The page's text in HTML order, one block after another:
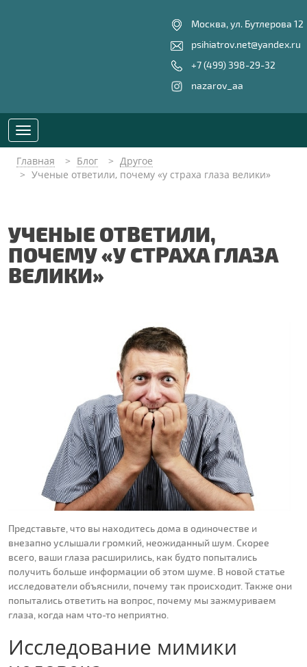
Москва, ул. Бутлерова 12
psihiatrov.net@yandex.ru
+7 (499) 398-29-32
nazarov_aa
Toggle
navigation
Главная
Блог
Другое
Ученые ответили, почему «у страха глаза велики»
УЧЕНЫЕ ОТВЕТИЛИ,
ПОЧЕМУ «У СТРАХА ГЛАЗА
ВЕЛИКИ»
Представьте, что вы находитесь дома в одиночестве и
внезапно услышали громкий, неожиданный шум. Скорее
всего, ваши глаза расширились, как будто попытались
получить больше информации об этом шуме. В новой статье
исследователи объяснили, почему так происходит. Также они
попытались ответить на вопрос, почему мы зажмуриваем
глаза, когда нам что-то неприятно.
Исследование мимики